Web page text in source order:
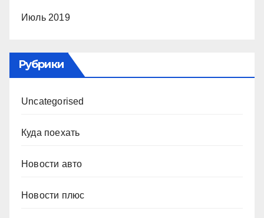
Июль 2019
Рубрики
Uncategorised
Куда поехать
Новости авто
Новости плюс